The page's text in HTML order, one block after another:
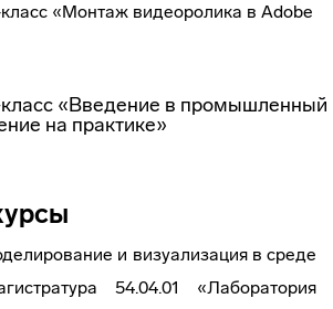
«Монтаж видеоролика в Adobe
«Введение в промышленный
на практике»
и визуализация в среде
54.04.01 «Лаборатория